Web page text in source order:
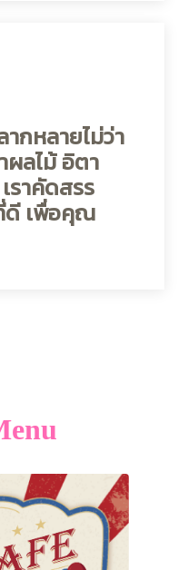
กหลายไม่ว่า
ผลไม้ อิตา
ราคัดสรร
ดี เพื่อคุณ